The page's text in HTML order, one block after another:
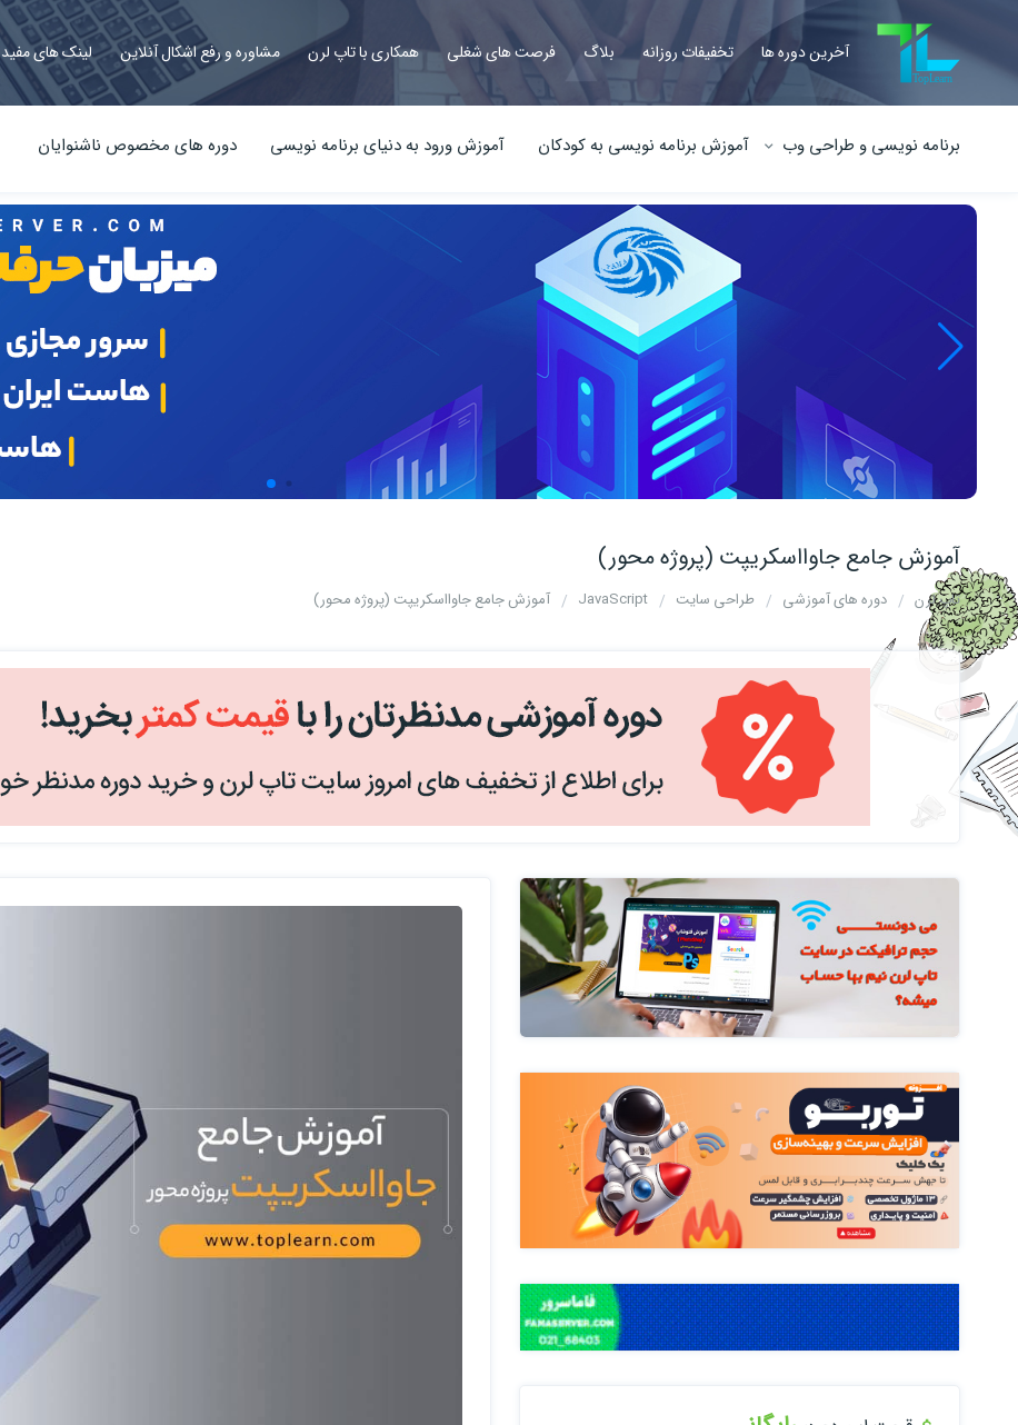
آخرین دوره ها تخفیفات روزانه بلاگ فرصت های شغلی همکاری با تاپ لرن مشاوره و رفع اشکال آنلاین لینک های مفید
برنامه نویسی و طراحی وب آموزش برنامه نویسی به کودکان آموزش ورود به دنیای برنامه نویسی دوره های مخصوص ناشنوایان
آموزش جامع جاوااسکریپت (پروژه محور)
تاپ لرن دوره های آموزشی طراحی سایت JavaScript آموزش جامع جاوااسکریپت (پروژه محور)